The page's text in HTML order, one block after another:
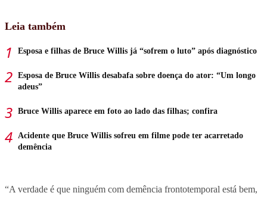
Leia também
Esposa e filhas de Bruce Willis já “sofrem o luto” após diagnóstico
Esposa de Bruce Willis desabafa sobre doença do ator: “Um longo
adeus”
Bruce Willis aparece em foto ao lado das filhas; confira
Acidente que Bruce Willis sofreu em filme pode ter acarretado
demência
“A verdade é que ninguém com demência frontotemporal está bem,